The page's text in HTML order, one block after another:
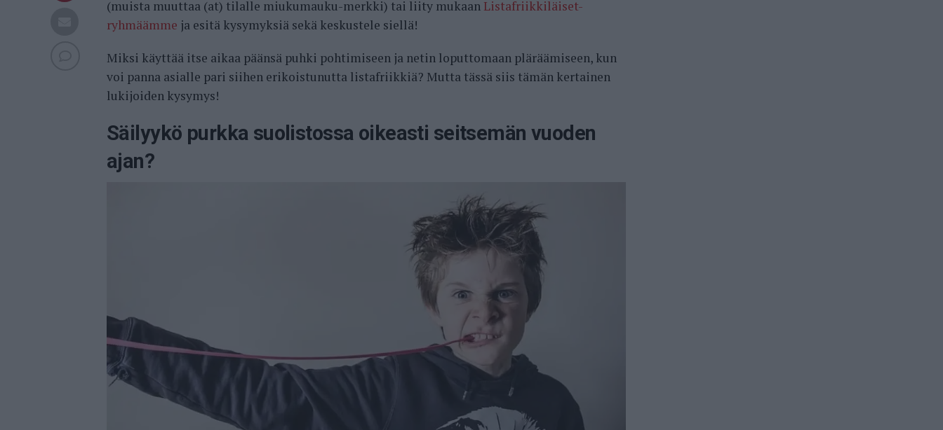
(muista muuttaa (at) tilalle miukumauku-merkki) tai liity mukaan Listafriikkiläiset-
ryhmäämme ja esitä kysymyksiä sekä keskustele siellä!
Miksi käyttää itse aikaa päänsä puhki pohtimiseen ja netin loputtomaan pläräämiseen, kun
voi panna asialle pari siihen erikoistunutta listafriikkiä? Mutta tässä siis tämän kertainen
lukijoiden kysymys!
Säilyykö purkka suolistossa oikeasti seitsemän vuoden
ajan?